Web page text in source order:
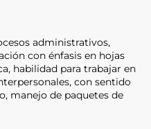
administrativos,
con énfasis en hojas
habilidad para trabajar en
con sentido
manejo de paquetes de